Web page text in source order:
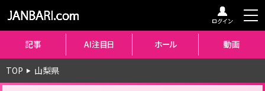
TOP ▶ 山梨県